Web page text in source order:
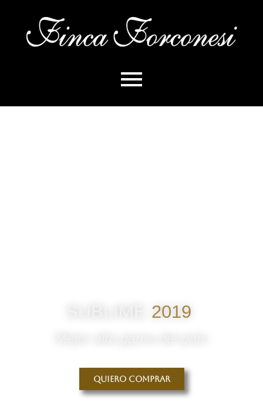
2019
Quiero comprar